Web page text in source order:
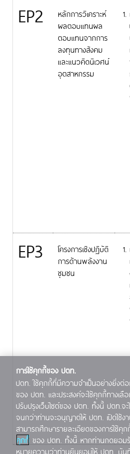
EP2
หลักการวิเคราะห์
ผลตอบแทนผล
ตอบแทนจากการ
ลงทุนทางสังคม
และแนวคิดนิเวศน์
อุตสาหกรรม
EP3
โครงการเชิงปฏิบัติ
การด้านพลังงาน
ชุมชน
การใช้คุกกี้ของ ปตท.
ปตท. ใช้คุกกี้ที่มีความจำเป็นอย่างยิ่งต่อ
ของ ปตท. และประสงค์จะใช้คุกกี้ทางเลื
ปรับปรุงเว็บไซต์ของ ปตท. ทั้งนี้ ปตท.จะ
จนกว่าท่านจะอนุญาตให้ ปตท. เปิดใช้
สามารถศึกษารายละเอียดของการใช้คุก
คุกกี้ ของ ปตท. ทั้งนี้ หากท่านกดยอม
หมายความว่าท่านยินยอมให้ ปตท. บัน